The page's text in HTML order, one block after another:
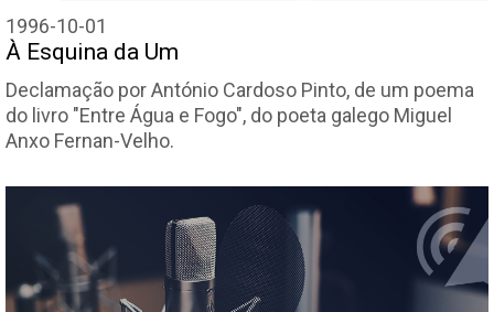
1996-10-01
À Esquina da Um
Declamação por António Cardoso Pinto, de um poema
do livro "Entre Água e Fogo", do poeta galego Miguel
Anxo Fernan-Velho.